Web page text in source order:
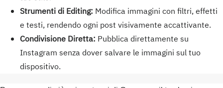
Strumenti di Editing: Modifica immagini con filtri, effetti
e testi, rendendo ogni post visivamente accattivante.
Condivisione Diretta: Pubblica direttamente su
Instagram senza dover salvare le immagini sul tuo
dispositivo.